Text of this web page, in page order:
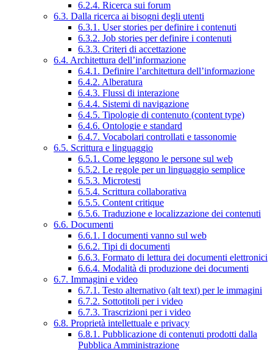
6.2.4. Ricerca sui forum
6.3. Dalla ricerca ai bisogni degli utenti
6.3.1. User stories per definire i contenuti
6.3.2. Job stories per definire i contenuti
6.3.3. Criteri di accettazione
6.4. Architettura dell’informazione
6.4.1. Definire l’architettura dell’informazione
6.4.2. Alberatura
6.4.3. Flussi di interazione
6.4.4. Sistemi di navigazione
6.4.5. Tipologie di contenuto (content type)
6.4.6. Ontologie e standard
6.4.7. Vocabolari controllati e tassonomie
6.5. Scrittura e linguaggio
6.5.1. Come leggono le persone sul web
6.5.2. Le regole per un linguaggio semplice
6.5.3. Microtesti
6.5.4. Scrittura collaborativa
6.5.5. Content critique
6.5.6. Traduzione e localizzazione dei contenuti
6.6. Documenti
6.6.1. I documenti vanno sul web
6.6.2. Tipi di documenti
6.6.3. Formato di lettura dei documenti elettronici
6.6.4. Modalità di produzione dei documenti
6.7. Immagini e video
6.7.1. Testo alternativo (alt text) per le immagini
6.7.2. Sottotitoli per i video
6.7.3. Trascrizioni per i video
6.8. Proprietà intellettuale e privacy
6.8.1. Pubblicazione di contenuti prodotti dalla
Pubblica Amministrazione